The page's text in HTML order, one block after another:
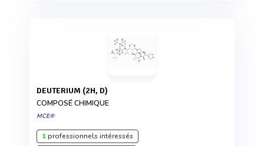
DEUTERIUM (2H, D)
COMPOSÉ CHIMIQUE
MCE®
1professionnels intéressés